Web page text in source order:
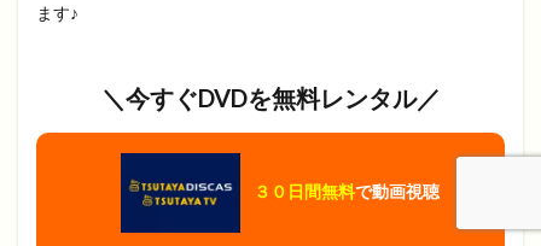
ます♪
＼今すぐDVDを無料レンタル／
３０日間無料で動画視聴